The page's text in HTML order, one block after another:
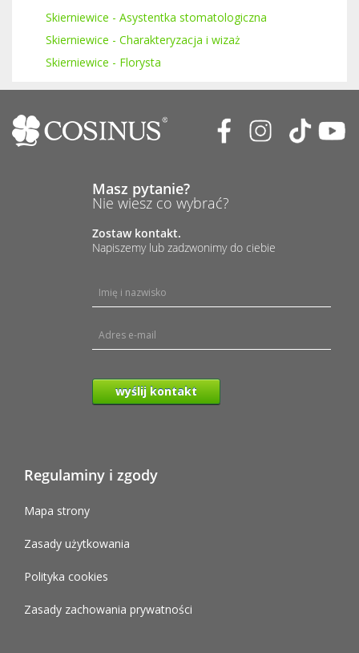
Skierniewice - Asystentka stomatologiczna
Skierniewice - Charakteryzacja i wizaż
Skierniewice - Florysta
Masz pytanie?
Nie wiesz co wybrać?
Zostaw kontakt.
Napiszemy lub zadzwonimy do ciebie
wyślij kontakt
Regulaminy i zgody
Mapa strony
Zasady użytkowania
Polityka cookies
Zasady zachowania prywatności